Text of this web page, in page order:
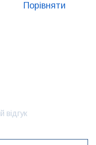
Порівняти